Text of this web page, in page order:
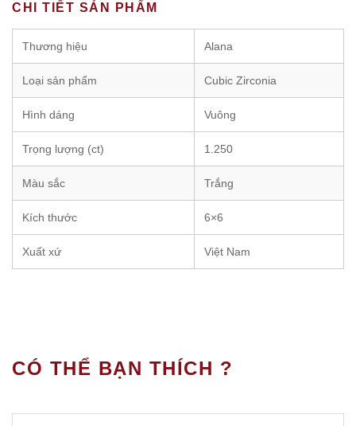
CHI TIẾT SẢN PHẨM
Thương hiệu Alana
Loại sản phẩm Cubic Zirconia
Hình dáng Vuông
Trọng lượng (ct) 1.250
Màu sắc Trắng
Kích thước 6×6
Xuất xứ Việt Nam
CÓ THỂ BẠN THÍCH ?